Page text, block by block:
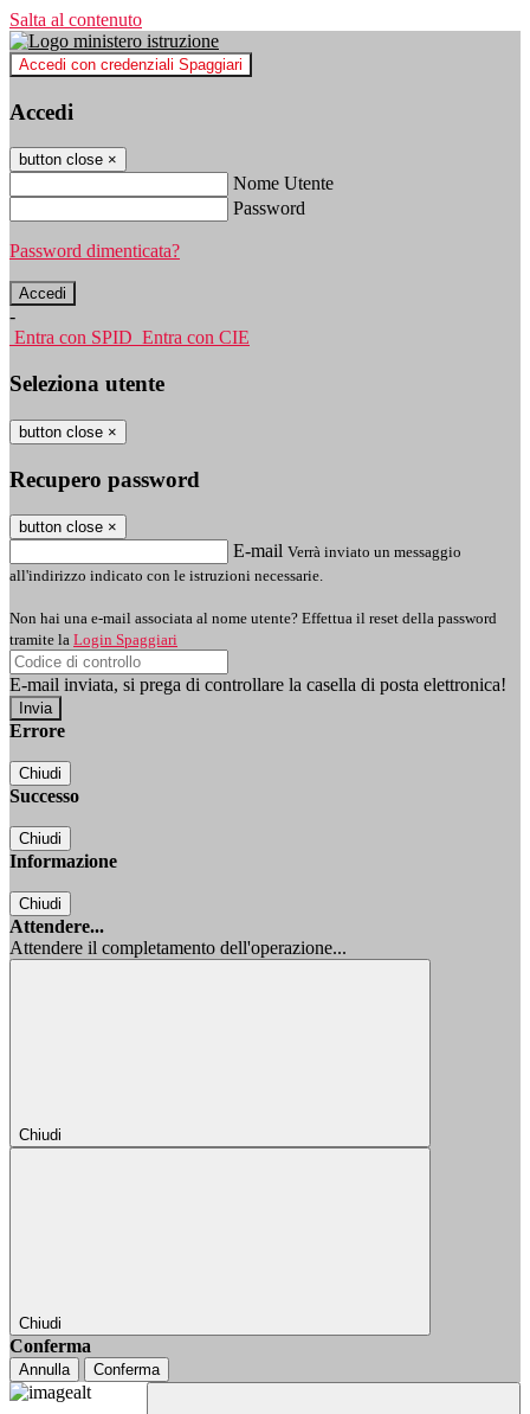
Salta al contenuto
Accedi con credenziali Spaggiari
Accedi
button close ×
Nome Utente
Password
Password dimenticata?
-
Entra con SPID Entra con CIE
Seleziona utente
button close ×
Recupero password
button close ×
E-mail Verrà inviato un messaggio
all'indirizzo indicato con le istruzioni necessarie.
Non hai una e-mail associata al nome utente? Effettua il reset della password
tramite la Login Spaggiari
E-mail inviata, si prega di controllare la casella di posta elettronica!
Errore
Chiudi
Successo
Chiudi
Informazione
Chiudi
Attendere...
Attendere il completamento dell'operazione...
Chiudi
Chiudi
Conferma
Annulla Conferma